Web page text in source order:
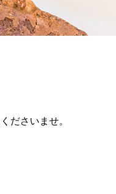
ださいませ。